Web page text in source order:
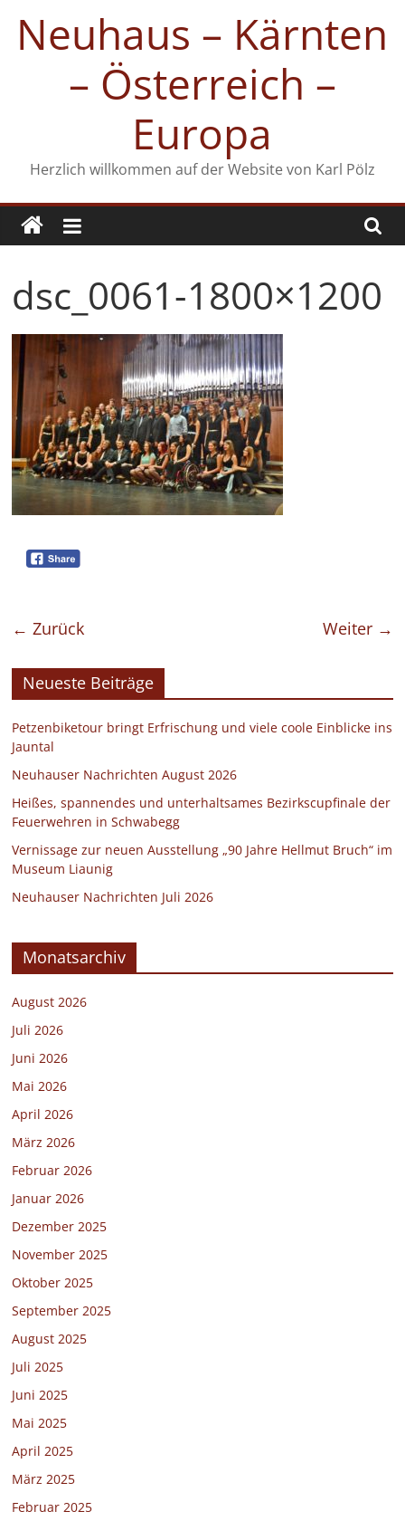
Inhalt
springen
Neuhaus – Kärnten
– Österreich –
Europa
Herzlich willkommen auf der Website von Karl Pölz
dsc_0061-1800×1200
← Zurück Weiter →
Neueste Beiträge
Petzenbiketour bringt Erfrischung und viele coole Einblicke ins
Jauntal
Neuhauser Nachrichten August 2026
Heißes, spannendes und unterhaltsames Bezirkscupfinale der
Feuerwehren in Schwabegg
Vernissage zur neuen Ausstellung „90 Jahre Hellmut Bruch“ im
Museum Liaunig
Neuhauser Nachrichten Juli 2026
Monatsarchiv
August 2026
Juli 2026
Juni 2026
Mai 2026
April 2026
März 2026
Februar 2026
Januar 2026
Dezember 2025
November 2025
Oktober 2025
September 2025
August 2025
Juli 2025
Juni 2025
Mai 2025
April 2025
März 2025
Februar 2025